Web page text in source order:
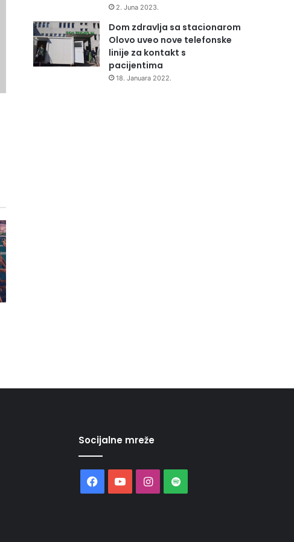
2. Juna 2023.
Dom zdravlja sa stacionarom
Olovo uveo nove telefonske
linije za kontakt s
pacijentima
18. Januara 2022.
Socijalne mreže
Facebook
YouTubeInstagram
Spotify